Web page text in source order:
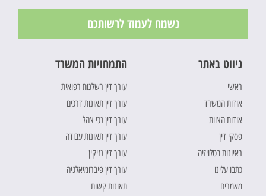
נשמח לעמוד לרשותכם
ניווט באתר
ראשי
אודות המשרד
אודות הצוות
פסקי דין
ראיונות בטלויזיה
כתבו עלינו
מאמרים
התמחויות המשרד
עורך דין רשלנות רפואית
עורך דין תאונות דרכים
עורך דין נכי צהל
עורך דין תאונות עבודה
עורך דין נזיקין
עורך דין פיברומיאלגיה
תאונות קשות